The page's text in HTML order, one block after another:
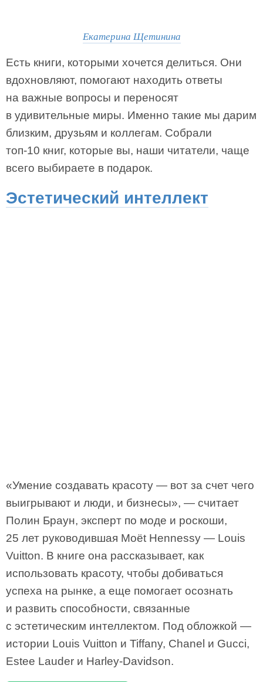
Екатерина Щетинина
Есть книги, которыми хочется делиться. Они
вдохновляют, помогают находить ответы
на важные вопросы и переносят
в удивительные миры. Именно такие мы дарим
близким, друзьям и коллегам. Собрали
топ-10 книг, которые вы, наши читатели, чаще
всего выбираете в подарок.
Эстетический интеллект
«Умение создавать красоту — вот за счет чего
выигрывают и люди, и бизнесы», — считает
Полин Браун, эксперт по моде и роскоши,
25 лет руководившая Moёt Hennessy — Louis
Vuitton. В книге она рассказывает, как
использовать красоту, чтобы добиваться
успеха на рынке, а еще помогает осознать
и развить способности, связанные
с эстетическим интеллектом. Под обложкой —
истории Louis Vuitton и Tiffany, Chanel и Gucci,
Estee Lauder и Harley-Davidson.